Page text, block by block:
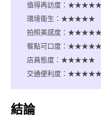
值得再訪度：★★★★★
環境衛生：★★★★★
拍照美感度：★★★★★
餐點可口度：★★★★★
店員態度：★★★★★
交通便利度：★★★★★
結論